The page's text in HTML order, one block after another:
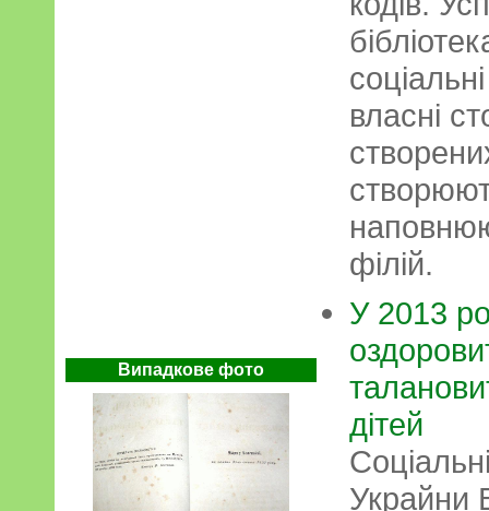
Випадкове фото
власні
філій.
У 2013
дітей
Украйни